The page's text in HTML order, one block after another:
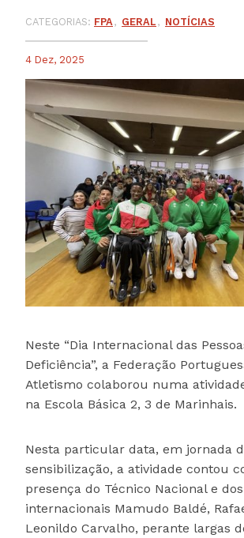
CATEGORIAS: FPA GERAL NOTÍCIAS
4 Dez, 2025
Neste “Dia Internacional das
Deficiência”, a Federação
Atletismo colaborou numa
na Escola Básica 2, 3 de Marinhais.
Nesta particular data, em jornada
sensibilização, a atividade contou
presença do Técnico Nacional e
internacionais Mamudo Baldé,
Leonildo Carvalho, perante largas